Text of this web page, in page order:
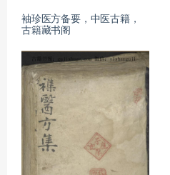
袖珍医方备要，中医古籍，
古籍藏书阁